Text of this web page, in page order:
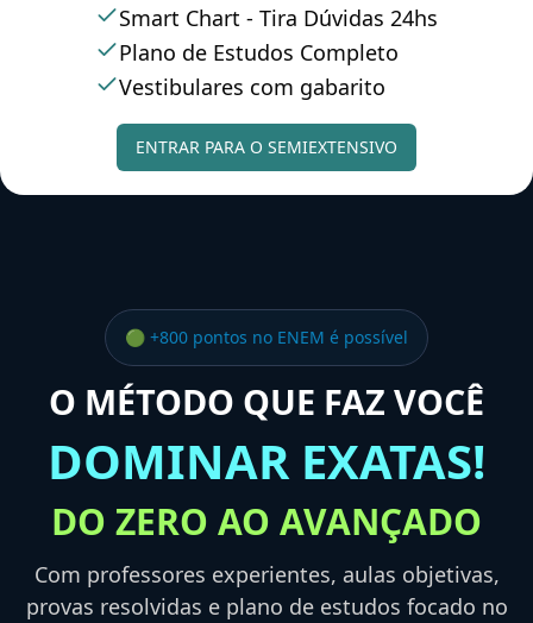
Smart Chart - Tira Dúvidas 24hs
Plano de Estudos Completo
Vestibulares com gabarito
ENTRAR PARA O SEMIEXTENSIVO
🟢 +800 pontos no ENEM é possível
O MÉTODO QUE FAZ VOCÊ
DOMINAR EXATAS!
DO ZERO AO AVANÇADO
Com professores experientes, aulas objetivas,
provas resolvidas e plano de estudos focado no